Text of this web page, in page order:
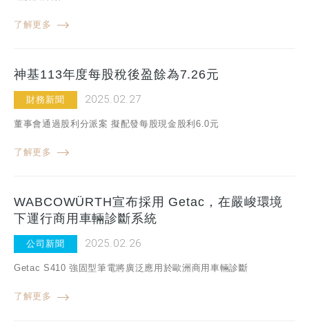
了解更多
神基113年度每股稅後盈餘為7.26元
財務新聞 2025.02.27
董事會通過股利分派案 擬配發每股現金股利6.0元
了解更多
WABCOWÜRTH宣布採用 Getac，在嚴峻環境
下運行商用車輛診斷系統
公司新聞 2025.02.26
Getac S410 強固型筆電將廣泛應用於歐洲商用車輛診斷
了解更多